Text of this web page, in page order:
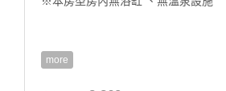
房型設施介紹
※床型:二大床 150cm X 200cm
more